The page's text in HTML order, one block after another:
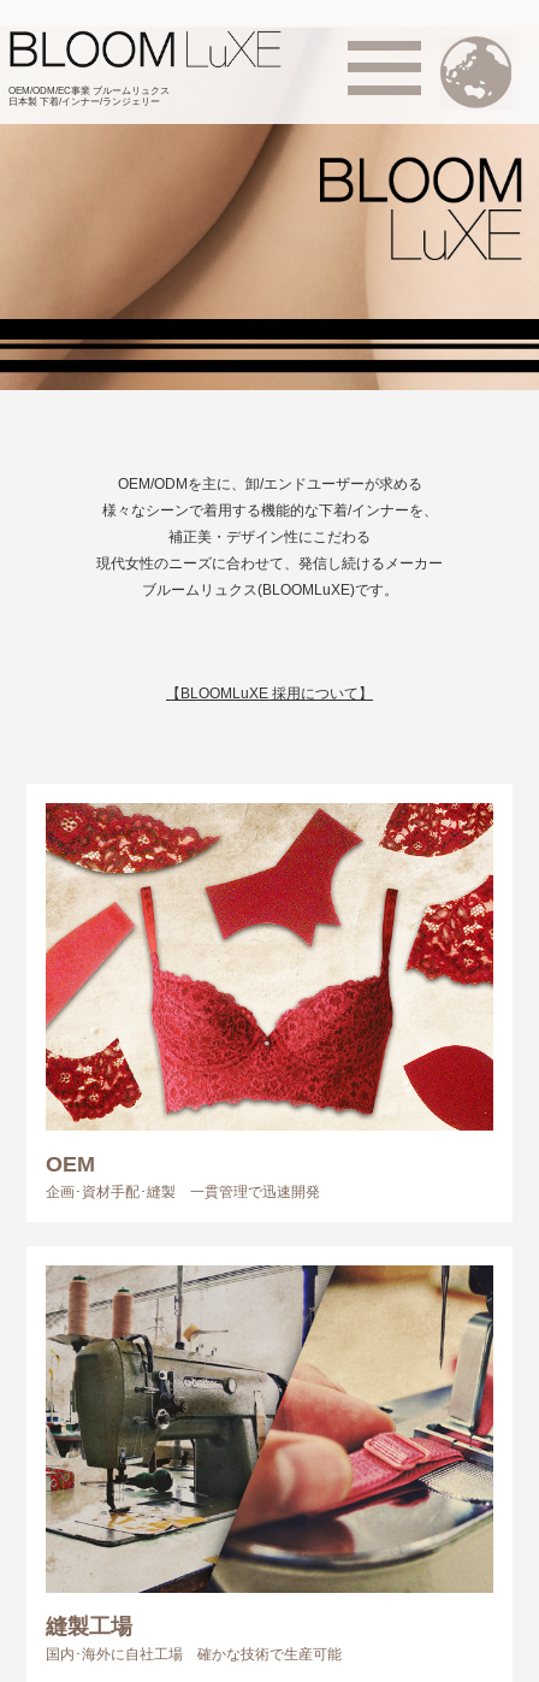
OEM/ODM/EC事業 ブルームリュクス
日本製 下着/インナー/ランジェリー
OEM/ODMを主に、卸/エンドユーザーが求める
様々なシーンで着用する機能的な下着/インナーを、
補正美・デザイン性にこだわる
現代女性のニーズに合わせて、発信し続けるメーカー
ブルームリュクス(BLOOMLuXE)です。
【BLOOMLuXE 採用について】
OEM
企画･資材手配･縫製 一貫管理で迅速開発
縫製工場
国内･海外に自社工場 確かな技術で生産可能